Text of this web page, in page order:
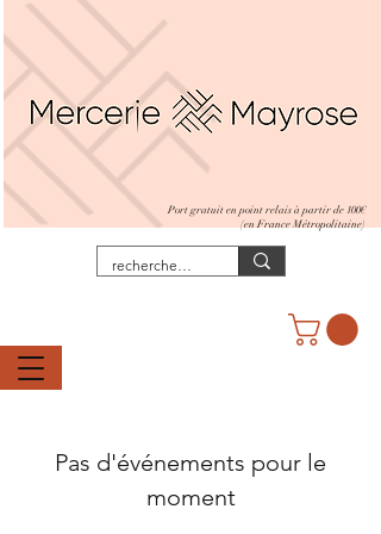
Port gratuit en point relais à partir de 100€
(en France Métropolitaine)
Pas d'événements pour le
moment